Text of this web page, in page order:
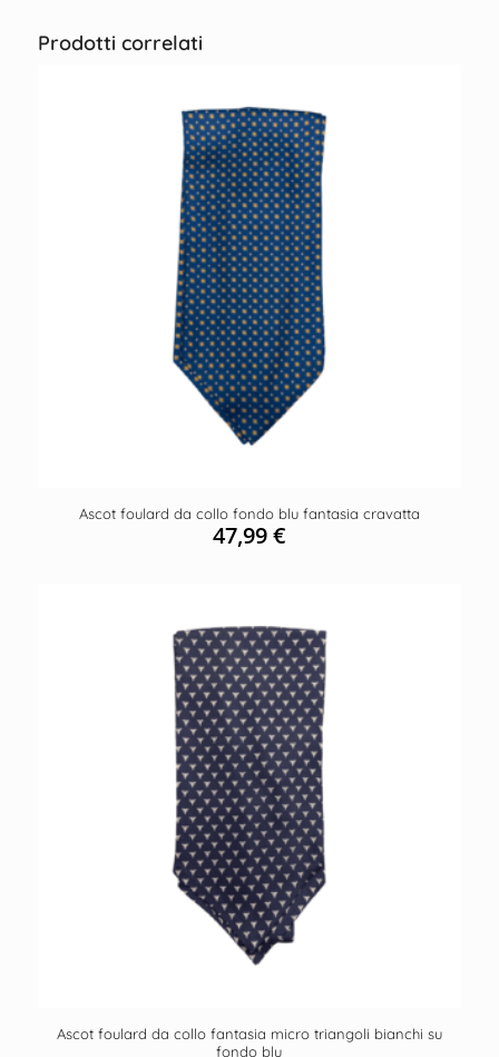
Prodotti correlati
Ascot foulard da collo fondo blu fantasia cravatta
47,99€
Ascot foulard da collo fantasia micro triangoli bianchi su
fondo blu